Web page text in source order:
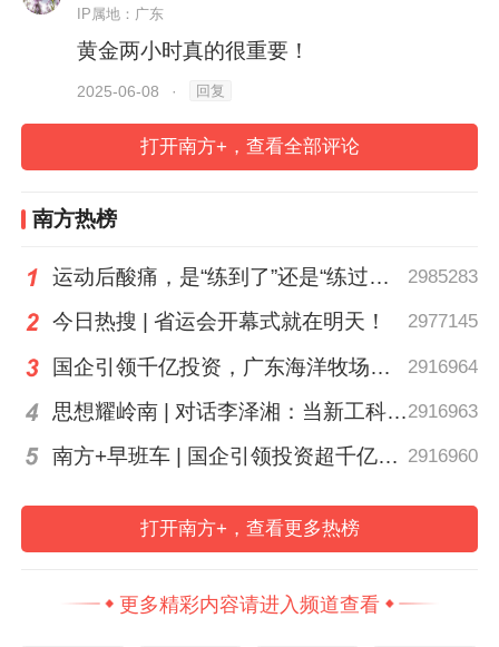
救治：怀疑系毒蛇咬伤后转院
6月6日，三亚市卫健委通报这名女游客的就
诊详情：2日凌晨零时许，付淇某某与男友
步行回酒店途中右脚脚趾被不明生物咬伤，
IP属地：广东
黄金两小时真的很重要！
2025-06-08 · 回复
打开南方+，查看全部评论
南方热榜
运动后酸痛，是“练到了”还是“练过了”？ 2985283
今日热搜 | 省运会开幕式就在明天！ 2977145
国企引领千亿投资，广东海洋牧场这场会议信息量很大 2916964
思想耀岭南 | 对话李泽湘：当新工科教育遇上大湾区超级供应链2916963
南方+早班车 | 国企引领投资超千亿！广东现代化海洋牧场建设提速 2916960
打开南方+，查看更多热榜
更多精彩内容请进入频道查看